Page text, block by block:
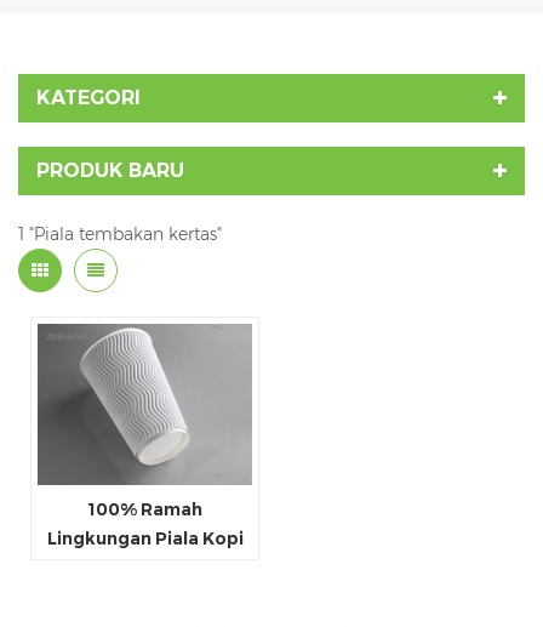
KATEGORI
PRODUK BARU
1 "Piala tembakan kertas"
100% Ramah
Lingkungan Piala Kopi